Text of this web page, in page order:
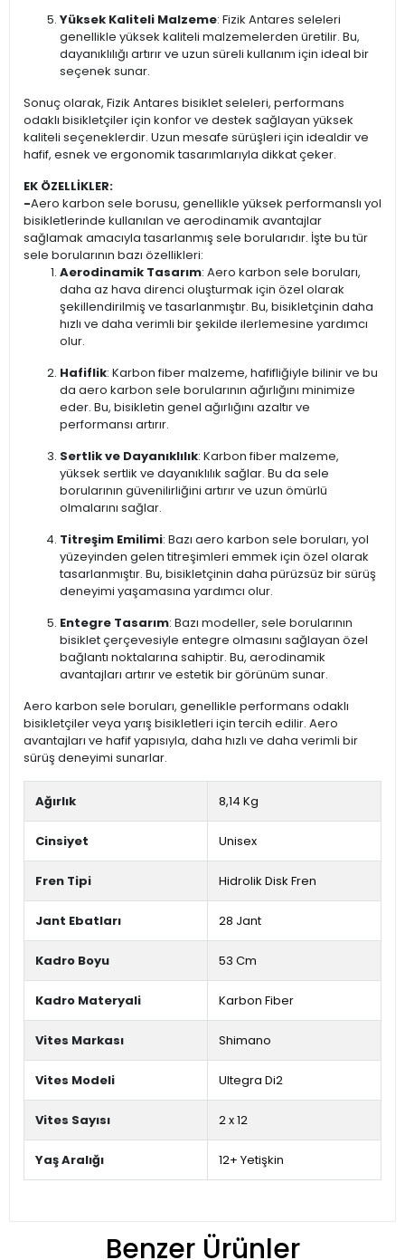
Yüksek Kaliteli Malzeme: Fizik Antares seleleri
genellikle yüksek kaliteli malzemelerden üretilir. Bu,
dayanıklılığı artırır ve uzun süreli kullanım için ideal bir
seçenek sunar.
Sonuç olarak, Fizik Antares bisiklet seleleri, performans
odaklı bisikletçiler için konfor ve destek sağlayan yüksek
kaliteli seçeneklerdir. Uzun mesafe sürüşleri için idealdir ve
hafif, esnek ve ergonomik tasarımlarıyla dikkat çeker.
EK ÖZELLİKLER:
-Aero karbon sele borusu, genellikle yüksek performanslı yol
bisikletlerinde kullanılan ve aerodinamik avantajlar
sağlamak amacıyla tasarlanmış sele borularıdır. İşte bu tür
sele borularının bazı özellikleri:
Aerodinamik Tasarım: Aero karbon sele boruları,
daha az hava direnci oluşturmak için özel olarak
şekillendirilmiş ve tasarlanmıştır. Bu, bisikletçinin daha
hızlı ve daha verimli bir şekilde ilerlemesine yardımcı
olur.
Hafiflik: Karbon fiber malzeme, hafifliğiyle bilinir ve bu
da aero karbon sele borularının ağırlığını minimize
eder. Bu, bisikletin genel ağırlığını azaltır ve
performansı artırır.
Sertlik ve Dayanıklılık: Karbon fiber malzeme,
yüksek sertlik ve dayanıklılık sağlar. Bu da sele
borularının güvenilirliğini artırır ve uzun ömürlü
olmalarını sağlar.
Titreşim Emilimi: Bazı aero karbon sele boruları, yol
yüzeyinden gelen titreşimleri emmek için özel olarak
tasarlanmıştır. Bu, bisikletçinin daha pürüzsüz bir sürüş
deneyimi yaşamasına yardımcı olur.
Entegre Tasarım: Bazı modeller, sele borularının
bisiklet çerçevesiyle entegre olmasını sağlayan özel
bağlantı noktalarına sahiptir. Bu, aerodinamik
avantajları artırır ve estetik bir görünüm sunar.
Aero karbon sele boruları, genellikle performans odaklı
bisikletçiler veya yarış bisikletleri için tercih edilir. Aero
avantajları ve hafif yapısıyla, daha hızlı ve daha verimli bir
sürüş deneyimi sunarlar.
Ağırlık 8,14 Kg
Cinsiyet Unisex
Fren Tipi Hidrolik Disk Fren
Jant Ebatları 28 Jant
Kadro Boyu 53 Cm
Kadro Materyali Karbon Fiber
Vites Markası Shimano
Vites Modeli Ultegra Di2
Vites Sayısı 2 x 12
Yaş Aralığı 12+ Yetişkin
Benzer Ürünler